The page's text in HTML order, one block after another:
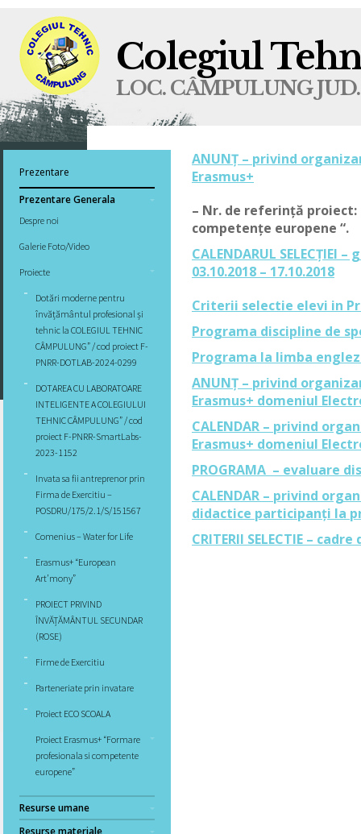
Colegiul
LOC. CÂMPULUNG
Prezentare
Prezentare Generala
Despre noi
Galerie Foto/Video
Proiecte
Dotări moderne pentru
învățământul profesional și
tehnic la COLEGIUL TEHNIC
CÂMPULUNG” / cod proiect F-
PNRR-DOTLAB-2024-0299
DOTAREA CU LABORATOARE
INTELIGENTE A COLEGIULUI
TEHNIC CÂMPULUNG” / cod
proiect F-PNRR-SmartLabs-
2023-1152
Invata sa fii antreprenor prin
Firma de Exercitiu –
POSDRU/175/2.1/S/151567
Comenius – Water for Life
Erasmus+ “European
Art’mony”
PROIECT PRIVIND
ÎNVĂȚĂMÂNTUL SECUNDAR
(ROSE)
Firme de Exercitiu
Parteneriate prin invatare
Proiect ECO SCOALA
Proiect Erasmus+ “Formare
profesionala si competente
europene”
Resurse umane
Resurse materiale
ANUNȚ – privind
Erasmus+
– Nr. de referință proiect:
competențe europene “.
CALENDARUL
03.10.2018 – 17.10.2018
Criterii selectie elevi in
Programa discipline de
Programa la limba
ANUNȚ – privind
Erasmus+ domeniul
CALENDAR – privind
Erasmus+ domeniul
PROGRAMA – evaluare
CALENDAR – privind
didactice participanți la
CRITERII SELECTIE –